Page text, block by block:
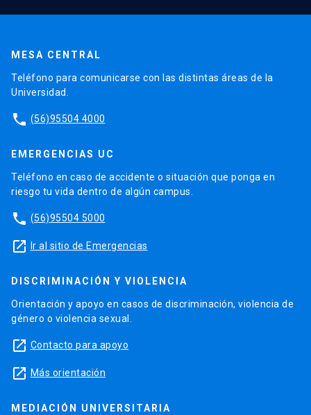
MESA CENTRAL
Teléfono para comunicarse con las distintas áreas de la
Universidad.
phone (56)95504 4000
EMERGENCIAS UC
Teléfono en caso de accidente o situación que ponga en
riesgo tu vida dentro de algún campus.
phone (56)95504 5000
launch Ir al sitio de Emergencias
DISCRIMINACIÓN Y VIOLENCIA
Orientación y apoyo en casos de discriminación, violencia de
género o violencia sexual.
launch Contacto para apoyo
launch Más orientación
MEDIACIÓN UNIVERSITARIA